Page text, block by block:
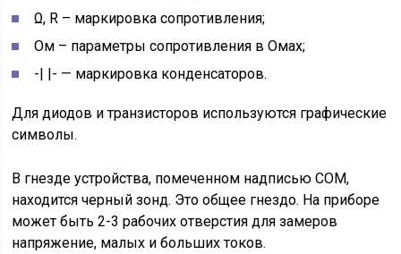
Ω, R – маркировка сопротивления;
Ом – параметры сопротивления в Омах;
-| |- — маркировка конденсаторов.
Для диодов и транзисторов используются графические
символы.
В гнезде устройства, помеченном надписью СОМ,
находится черный зонд. Это общее гнездо. На приборе
может быть 2-3 рабочих отверстия для замеров
напряжение, малых и больших токов.